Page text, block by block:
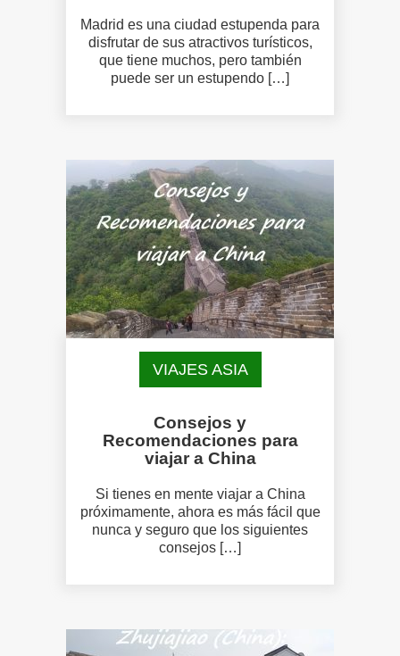
Madrid es una ciudad estupenda para
disfrutar de sus atractivos turísticos,
que tiene muchos, pero también
puede ser un estupendo […]
VIAJES ASIA
Consejos y
Recomendaciones para
viajar a China
Si tienes en mente viajar a China
próximamente, ahora es más fácil que
nunca y seguro que los siguientes
consejos […]